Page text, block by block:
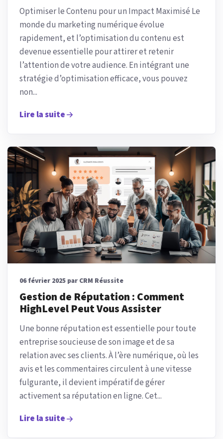
Optimiser le Contenu pour un Impact Maximisé Le
monde du marketing numérique évolue
rapidement, et l’optimisation du contenu est
devenue essentielle pour attirer et retenir
l’attention de votre audience. En intégrant une
stratégie d’optimisation efficace, vous pouvez
non...
Lire la suite
06 février 2025 par CRM Réussite
Gestion de Réputation : Comment
HighLevel Peut Vous Assister
Une bonne réputation est essentielle pour toute
entreprise soucieuse de son image et de sa
relation avec ses clients. À l’ère numérique, où les
avis et les commentaires circulent à une vitesse
fulgurante, il devient impératif de gérer
activement sa réputation en ligne. Cet...
Lire la suite